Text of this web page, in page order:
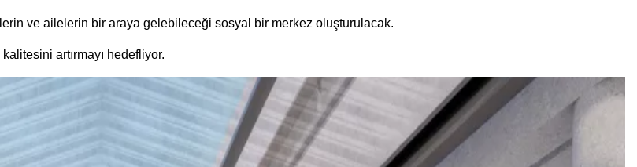
ve ailelerin bir araya gelebileceği sosyal bir merkez oluşturulacak.
artırmayı hedefliyor.